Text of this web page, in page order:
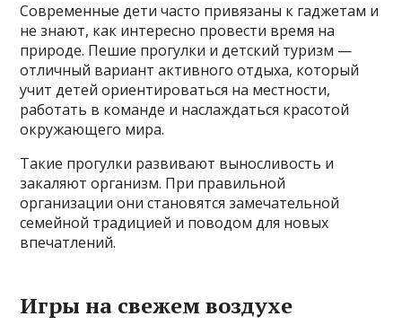
Современные дети часто привязаны к гаджетам и
не знают, как интересно провести время на
природе. Пешие прогулки и детский туризм —
отличный вариант активного отдыха, который
учит детей ориентироваться на местности,
работать в команде и наслаждаться красотой
окружающего мира.
Такие прогулки развивают выносливость и
закаляют организм. При правильной
организации они становятся замечательной
семейной традицией и поводом для новых
впечатлений.
Игры на свежем воздухе